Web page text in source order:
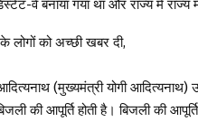
वे बनाया गया था और राज्य में
लोगों को अच्छी खबर दी,
(मुख्यमंत्री योगी
की आपूर्ति होती है। बिजली की